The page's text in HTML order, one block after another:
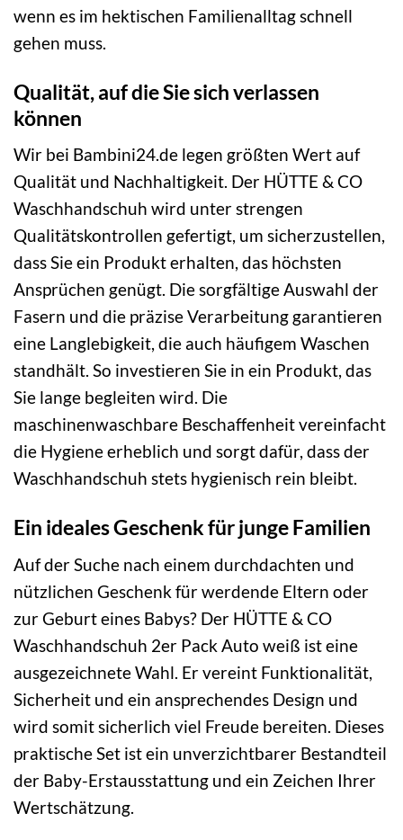
wenn es im hektischen Familienalltag schnell
gehen muss.
Qualität, auf die Sie sich verlassen
können
Wir bei Bambini24.de legen größten Wert auf
Qualität und Nachhaltigkeit. Der HÜTTE & CO
Waschhandschuh wird unter strengen
Qualitätskontrollen gefertigt, um sicherzustellen,
dass Sie ein Produkt erhalten, das höchsten
Ansprüchen genügt. Die sorgfältige Auswahl der
Fasern und die präzise Verarbeitung garantieren
eine Langlebigkeit, die auch häufigem Waschen
standhält. So investieren Sie in ein Produkt, das
Sie lange begleiten wird. Die
maschinenwaschbare Beschaffenheit vereinfacht
die Hygiene erheblich und sorgt dafür, dass der
Waschhandschuh stets hygienisch rein bleibt.
Ein ideales Geschenk für junge Familien
Auf der Suche nach einem durchdachten und
nützlichen Geschenk für werdende Eltern oder
zur Geburt eines Babys? Der HÜTTE & CO
Waschhandschuh 2er Pack Auto weiß ist eine
ausgezeichnete Wahl. Er vereint Funktionalität,
Sicherheit und ein ansprechendes Design und
wird somit sicherlich viel Freude bereiten. Dieses
praktische Set ist ein unverzichtbarer Bestandteil
der Baby-Erstausstattung und ein Zeichen Ihrer
Wertschätzung.